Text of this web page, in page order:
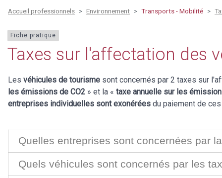
Accueil professionnels Environnement Transports - Mobilité
Fiche pratique
Taxes sur l'affectation des
Les véhicules de tourisme sont concernés par 2 taxes sur
les émissions de CO2 » et la « taxe annuelle sur les
entreprises individuelles sont exonérées du paiement de
Quelles entreprises sont concernées par
Quels véhicules sont concernés par les